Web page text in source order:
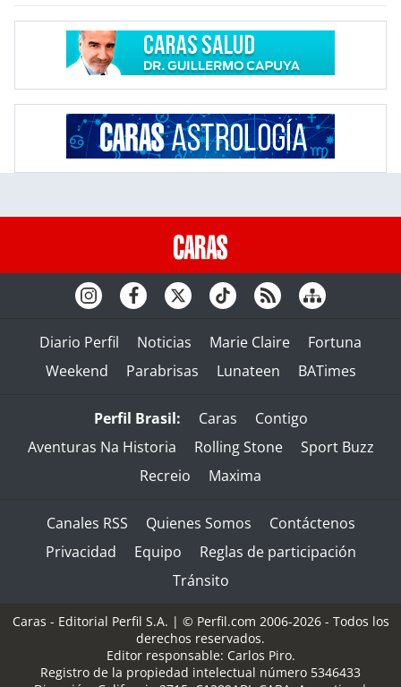
Diario Perfil Noticias Marie Claire
Fortuna
Weekend
Parabrisas Lunateen BATimes
Perfil Brasil: Caras
Contigo
Aventuras Na Historia
Rolling Stone
Sport Buzz
Recreio
Maxima
Canales RSS Quienes Somos
Contáctenos
Privacidad
Equipo
Reglas de participación
Tránsito
Caras - Editorial Perfil S.A. | © Perfil.com 2006-2026 - Todos los
derechos reservados.
Editor responsable: Carlos Piro.
Registro de la propiedad intelectual número 5346433